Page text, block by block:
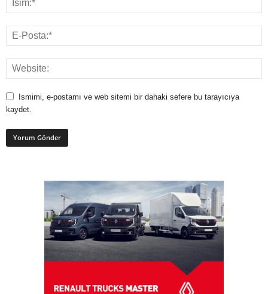
Ismimi, e-postamı ve web sitemi bir dahaki sefere bu tarayıcıya
kaydet.